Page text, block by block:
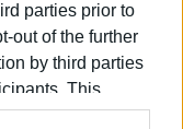
parties prior to
out of the further
by third parties
This
us to third parties